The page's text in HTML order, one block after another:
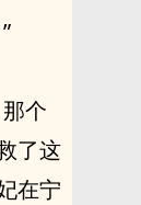
个
了这
在宁